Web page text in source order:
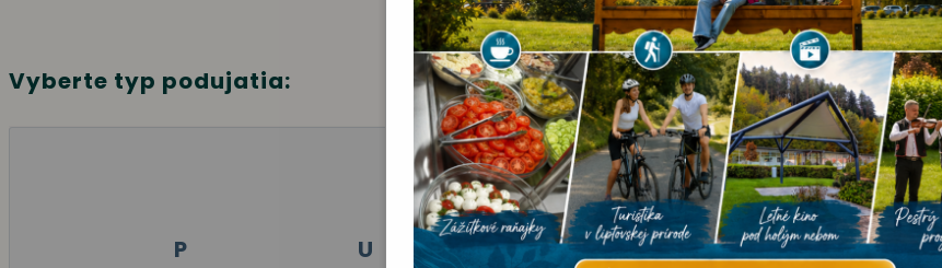
Vyberte typ podujatia:
JÚL 2025
P U S Š P